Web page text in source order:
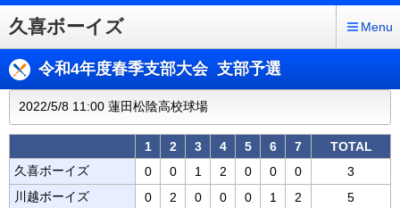
久喜ボーイズ Menu
令和4年度春季支部大会 支部予選
2022/5/8 11:00 蓮田松陰高校球場
1 2 3 4 5 6 7
TOTAL
久喜ボーイズ
0 0 1 2 0 0 0
3
川越ボーイズ
0 2 0 0 0 1 2 5